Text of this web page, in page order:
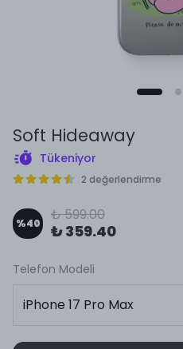
Soft Hideaway
Tükeniyor
2 değerlendirme
%40 ₺ 599.00
₺ 359.40
Telefon Modeli